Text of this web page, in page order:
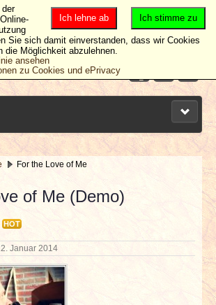
For the Love of Me
of Me (Demo)
HOT
Januar 2014
Ich stimme zu
Ich lehne ab
Sie sich damit einverstanden, dass wir Cookies
die Möglichkeit abzulehnen.
ansehen
zu Cookies und ePrivacy